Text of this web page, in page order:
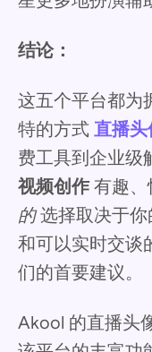
结论：
这五个平台都为
特的方式 直播头
费工具到企业级
视频创作有趣、
的选择取决于你
和可以实时交谈
们的首要建议。
Akool 的直播头